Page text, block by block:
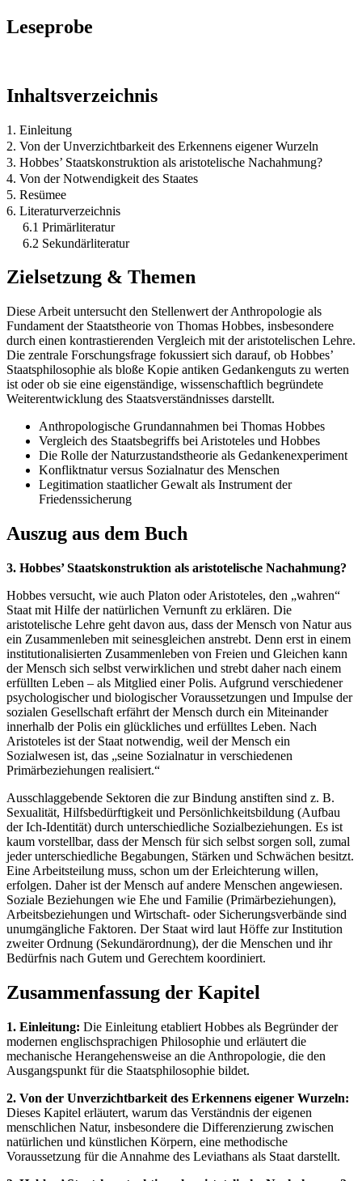
Leseprobe
Inhaltsverzeichnis
1. Einleitung
2. Von der Unverzichtbarkeit des Erkennens eigener Wurzeln
3. Hobbes’ Staatskonstruktion als aristotelische Nachahmung?
4. Von der Notwendigkeit des Staates
5. Resümee
6. Literaturverzeichnis
6.1 Primärliteratur
6.2 Sekundärliteratur
Zielsetzung & Themen
Diese Arbeit untersucht den Stellenwert der Anthropologie als
Fundament der Staatstheorie von Thomas Hobbes, insbesondere
durch einen kontrastierenden Vergleich mit der aristotelischen Lehre.
Die zentrale Forschungsfrage fokussiert sich darauf, ob Hobbes’
Staatsphilosophie als bloße Kopie antiken Gedankenguts zu werten
ist oder ob sie eine eigenständige, wissenschaftlich begründete
Weiterentwicklung des Staatsverständnisses darstellt.
Anthropologische Grundannahmen bei Thomas Hobbes
Vergleich des Staatsbegriffs bei Aristoteles und Hobbes
Die Rolle der Naturzustandstheorie als Gedankenexperiment
Konfliktnatur versus Sozialnatur des Menschen
Legitimation staatlicher Gewalt als Instrument der
Friedenssicherung
Auszug aus dem Buch
3. Hobbes’ Staatskonstruktion als aristotelische Nachahmung?
Hobbes versucht, wie auch Platon oder Aristoteles, den „wahren“
Staat mit Hilfe der natürlichen Vernunft zu erklären. Die
aristotelische Lehre geht davon aus, dass der Mensch von Natur aus
ein Zusammenleben mit seinesgleichen anstrebt. Denn erst in einem
institutionalisierten Zusammenleben von Freien und Gleichen kann
der Mensch sich selbst verwirklichen und strebt daher nach einem
erfüllten Leben – als Mitglied einer Polis. Aufgrund verschiedener
psychologischer und biologischer Voraussetzungen und Impulse der
sozialen Gesellschaft erfährt der Mensch durch ein Miteinander
innerhalb der Polis ein glückliches und erfülltes Leben. Nach
Aristoteles ist der Staat notwendig, weil der Mensch ein
Sozialwesen ist, das „seine Sozialnatur in verschiedenen
Primärbeziehungen realisiert.“
Ausschlaggebende Sektoren die zur Bindung anstiften sind z. B.
Sexualität, Hilfsbedürftigkeit und Persönlichkeitsbildung (Aufbau
der Ich-Identität) durch unterschiedliche Sozialbeziehungen. Es ist
kaum vorstellbar, dass der Mensch für sich selbst sorgen soll, zumal
jeder unterschiedliche Begabungen, Stärken und Schwächen besitzt.
Eine Arbeitsteilung muss, schon um der Erleichterung willen,
erfolgen. Daher ist der Mensch auf andere Menschen angewiesen.
Soziale Beziehungen wie Ehe und Familie (Primärbeziehungen),
Arbeitsbeziehungen und Wirtschaft- oder Sicherungsverbände sind
unumgängliche Faktoren. Der Staat wird laut Höffe zur Institution
zweiter Ordnung (Sekundärordnung), der die Menschen und ihr
Bedürfnis nach Gutem und Gerechtem koordiniert.
Zusammenfassung der Kapitel
1. Einleitung: Die Einleitung etabliert Hobbes als Begründer der
modernen englischsprachigen Philosophie und erläutert die
mechanische Herangehensweise an die Anthropologie, die den
Ausgangspunkt für die Staatsphilosophie bildet.
2. Von der Unverzichtbarkeit des Erkennens eigener Wurzeln:
Dieses Kapitel erläutert, warum das Verständnis der eigenen
menschlichen Natur, insbesondere die Differenzierung zwischen
natürlichen und künstlichen Körpern, eine methodische
Voraussetzung für die Annahme des Leviathans als Staat darstellt.